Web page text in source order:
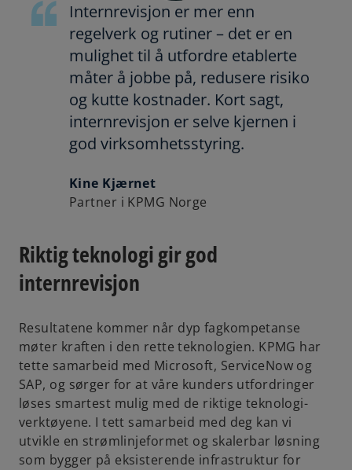
Internrevisjon er mer enn
regelverk og rutiner – det er en
mulighet til å utfordre etablerte
måter å jobbe på, redusere risiko
og kutte kostnader. Kort sagt,
internrevisjon er selve kjernen i
god virksomhetsstyring.
Kine Kjærnet
Partner i KPMG Norge
Riktig teknologi gir god
internrevisjon
Resultatene kommer når dyp fagkompetanse
møter kraften i den rette teknologien. KPMG har
tette samarbeid med Microsoft, ServiceNow og
SAP, og sørger for at våre kunders utfordringer
løses smartest mulig med de riktige teknologi-
verktøyene. I tett samarbeid med deg kan vi
utvikle en strømlinjeformet og skalerbar løsning
som bygger på eksisterende infrastruktur for